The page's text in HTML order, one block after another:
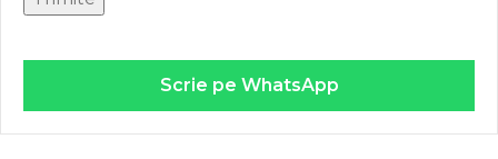
Scrie pe WhatsApp